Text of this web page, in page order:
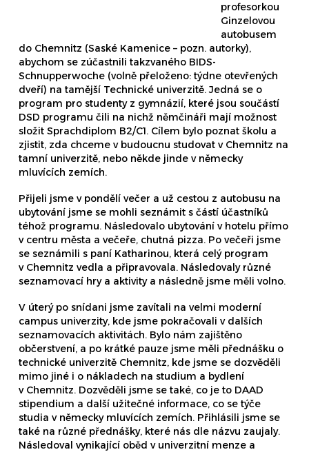
profesorkou
Ginzelovou
autobusem
do Chemnitz (Saské Kamenice – pozn. autorky),
abychom se zúčastnili takzvaného BIDS-
Schnupperwoche (volně přeloženo: týdne otevřených
dveří) na tamější Technické univerzitě. Jedná se o
program pro studenty z gymnázií, které jsou součástí
DSD programu čili na nichž němčináři mají možnost
složit Sprachdiplom B2/C1. Cílem bylo poznat školu a
zjistit, zda chceme v budoucnu studovat v Chemnitz na
tamní univerzitě, nebo někde jinde v německy
mluvících zemích.
Přijeli jsme v pondělí večer a už cestou z autobusu na
ubytování jsme se mohli seznámit s částí účastníků
téhož programu. Následovalo ubytování v hotelu přímo
v centru města a večeře, chutná pizza. Po večeři jsme
se seznámili s paní Katharinou, která celý program
v Chemnitz vedla a připravovala. Následovaly různé
seznamovací hry a aktivity a následně jsme měli volno.
V úterý po snídani jsme zavítali na velmi moderní
campus univerzity, kde jsme pokračovali v dalších
seznamovacích aktivitách. Bylo nám zajištěno
občerstvení, a po krátké pauze jsme měli přednášku o
technické univerzitě Chemnitz, kde jsme se dozvěděli
mimo jiné i o nákladech na studium a bydlení
v Chemnitz. Dozvěděli jsme se také, co je to DAAD
stipendium a další užitečné informace, co se týče
studia v německy mluvících zemích. Přihlásili jsme se
také na různé přednášky, které nás dle názvu zaujaly.
Následoval vynikající oběd v univerzitní menze a